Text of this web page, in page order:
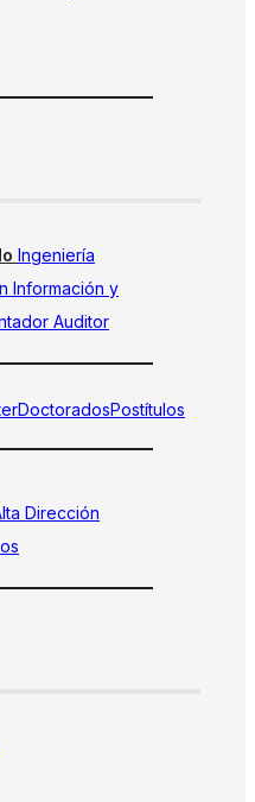
Ingeniería
Información y
Auditor
DoctoradosPostítulos
Dirección